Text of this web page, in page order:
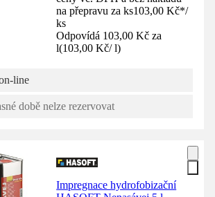
na přepravu za ks103,00 Kč*/
ks
Odpovídá 103,00 Kč za
l(103,00 Kč/ l)
line
době nelze rezervovat
Impregnace hydrofobizační